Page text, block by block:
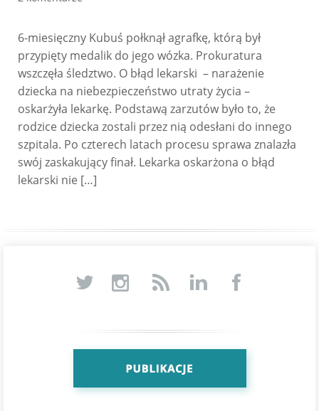
6-miesięczny Kubuś połknął agrafkę, którą był
przypięty medalik do jego wózka. Prokuratura
wszczęła śledztwo. O błąd lekarski – narażenie
dziecka na niebezpieczeństwo utraty życia –
oskarżyła lekarkę. Podstawą zarzutów było to, że
rodzice dziecka zostali przez nią odesłani do innego
szpitala. Po czterech latach procesu sprawa znalazła
swój zaskakujący finał. Lekarka oskarżona o błąd
lekarski nie […]